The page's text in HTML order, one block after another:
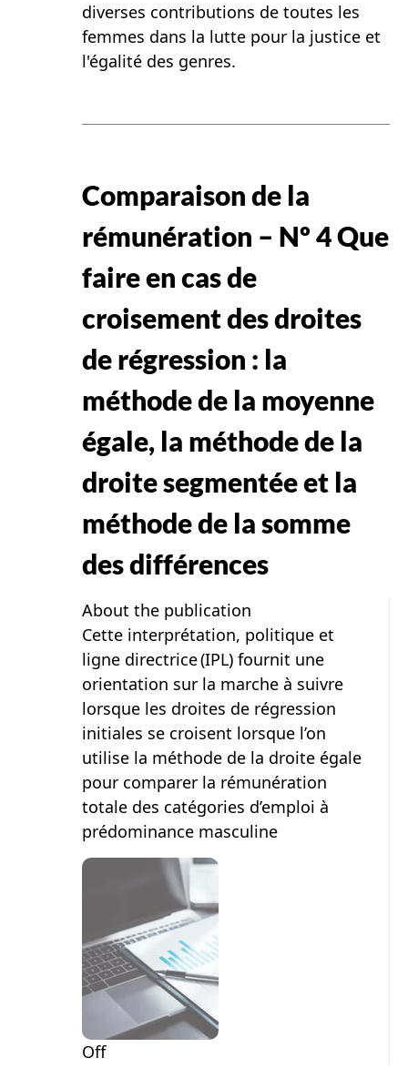
diverses contributions de toutes les
femmes dans la lutte pour la justice et
l'égalité des genres.
Comparaison de la
rémunération – Nº 4 Que
faire en cas de
croisement des droites
de régression : la
méthode de la moyenne
égale, la méthode de la
droite segmentée et la
méthode de la somme
des différences
About the publication
Cette interprétation, politique et
ligne directrice (IPL) fournit une
orientation sur la marche à suivre
lorsque les droites de régression
initiales se croisent lorsque l’on
utilise la méthode de la droite égale
pour comparer la rémunération
totale des catégories d’emploi à
prédominance masculine
Off